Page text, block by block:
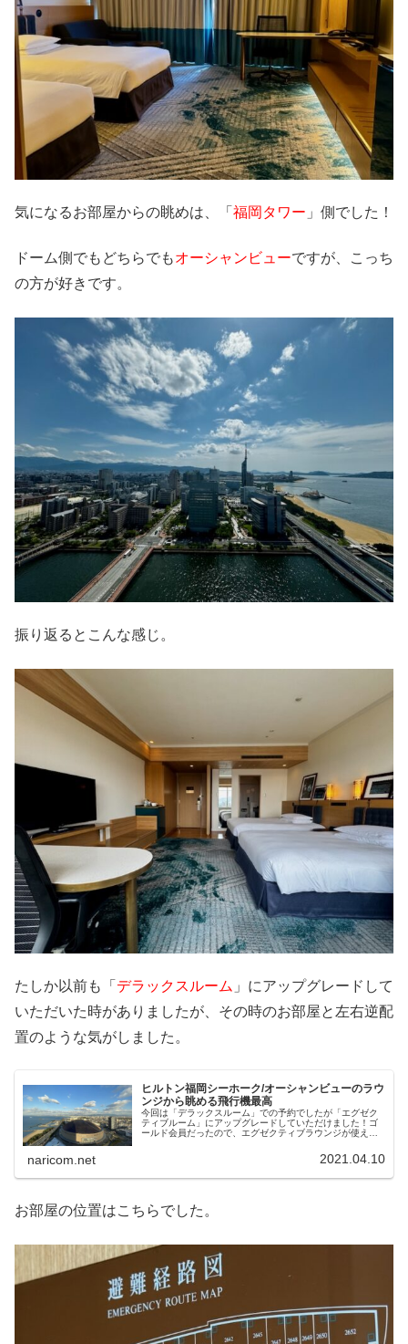
気になるお部屋からの眺めは、「 福岡タワー 」側でした！
ドーム側でもどちらでもオーシャンビューですが、こっち
の方が好きです。
振り返るとこんな感じ。
たしか以前も「 デラックスルーム 」にアップグレードして
いただいた時がありましたが、その時のお部屋と左右逆配
置のような気がしました。
ヒルトン福岡シーホーク/オーシャンビューのラウ
ンジから眺める飛行機最高
今回は「デラックスルーム」での予約でしたが「エグゼク
ティブルーム」にアップグレードしていただけました！ゴ
ールド会員だったので、エグゼクティブラウンジが使える
員になったので他のヒルトンも行かなくちゃですｗ
naricom.net 2021.04.10
お部屋の位置はこちらでした。